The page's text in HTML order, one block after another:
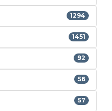
1294
1451
92
56
57